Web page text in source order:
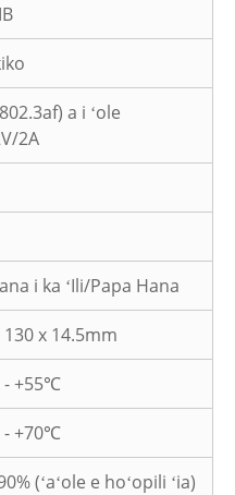
a i ʻole
2A
i ka ʻIli/Papa ​​Hana
130 x 14.5mm
+55℃
+70℃
(ʻaʻole e hoʻopili ʻia)